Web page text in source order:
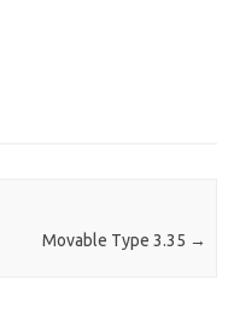
Movable Type 3.35 →